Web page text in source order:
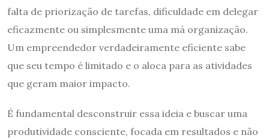
falta de priorização de tarefas, dificuldade em delegar
eficazmente ou simplesmente uma má organização.
Um empreendedor verdadeiramente eficiente sabe
que seu tempo é limitado e o aloca para as atividades
que geram maior impacto.
É fundamental desconstruir essa ideia e buscar uma
produtividade consciente, focada em resultados e não